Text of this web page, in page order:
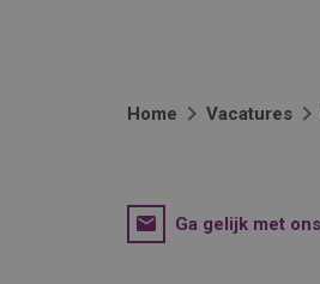
Home Vacatures
Ga gelijk met